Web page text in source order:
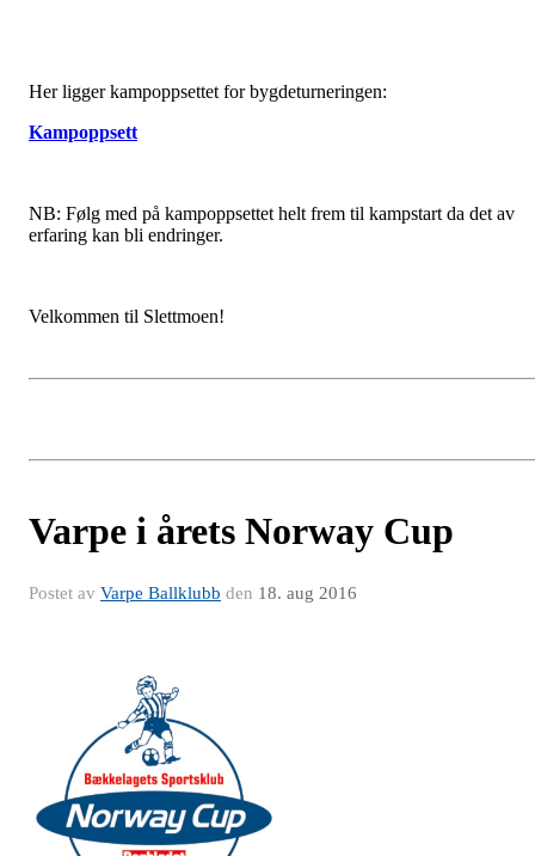
Her ligger kampoppsettet for bygdeturneringen:
Kampoppsett
NB: Følg med på kampoppsettet helt frem til kampstart da det av
erfaring kan bli endringer.
Velkommen til Slettmoen!
Varpe i årets Norway Cup
Postet av Varpe Ballklubb den 18. aug 2016